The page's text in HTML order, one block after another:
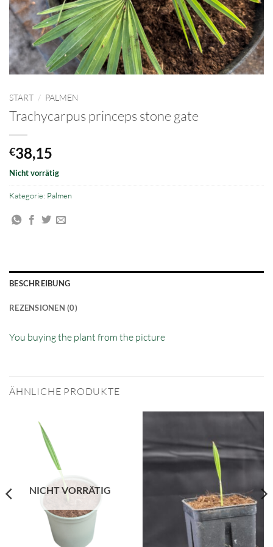
START / PALMEN
Trachycarpus princeps stone gate
€38,15
Nicht vorrätig
Kategorie: Palmen
BESCHREIBUNG
REZENSIONEN (0)
You buying the plant from the picture
ÄHNLICHE PRODUKTE
NICHT VORRÄTIG